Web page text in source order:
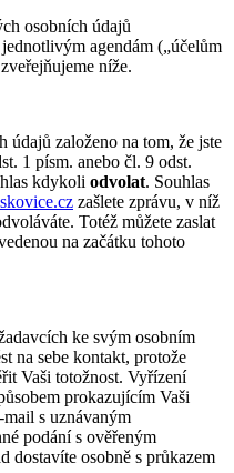
osobních údajů
agendám („účelům
níže.
údajů založeno na tom, že jste
1 písm. anebo čl. 9 odst.
kdykoli odvolat. Souhlas
zašlete zprávu, v níž
Totéž můžete zaslat
na začátku tohoto
ke svým osobním
na sebe kontakt, protože
Vaši totožnost. Vyřízení
prokazujícím Vaši
s uznávaným
podání s ověřeným
dostavíte osobně s průkazem